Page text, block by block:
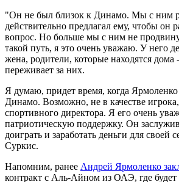
"Он не был близок к Динамо. Мы с ним
действительно предлагал ему, чтобы он
вопрос. Но больше мы с ним не
такой путь, я это очень уважаю. У него
жена, родители, которые находятся дома
переживает за них.
Я думаю, придет время, когда
Динамо. Возможно, не в качестве
спортивного директора. Я его очень
патриотическую поддержку. Он
доиграть и заработать деньги для своей
Суркис.
Напомним, ранее Андрей Ярмоленко
контракт с Аль-Айном из ОАЭ, где будет